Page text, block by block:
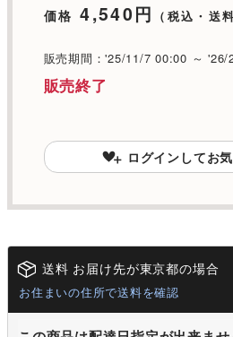
価格 4,540円
販売期間：'25/11/7 00:00 ～ '26/
販売終了
ログインしてお
送料 お届け先が東京都の場合
お住まいの住所で送料を確認